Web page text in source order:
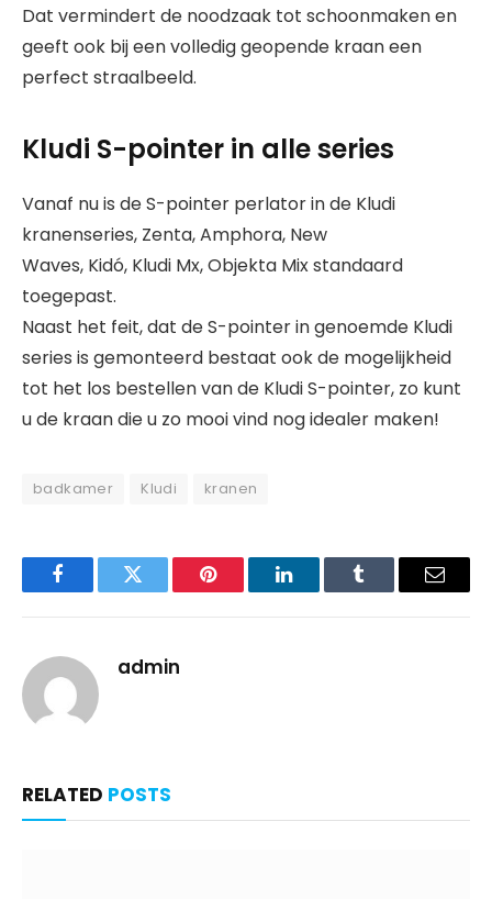
Dat vermindert de noodzaak tot schoonmaken en
geeft ook bij een volledig geopende kraan een
perfect straalbeeld.
Kludi S-pointer in alle series
Vanaf nu is de S-pointer perlator in de Kludi
kranenseries, Zenta, Amphora, New
Waves, Kidó, Kludi Mx, Objekta Mix standaard
toegepast.
Naast het feit, dat de S-pointer in genoemde Kludi
series is gemonteerd bestaat ook de mogelijkheid
tot het los bestellen van de Kludi S-pointer, zo kunt
u de kraan die u zo mooi vind nog idealer maken!
badkamer Kludi kranen
FacebookTwitter Pinterest LinkedInTumblr Email
admin
RELATED POSTS